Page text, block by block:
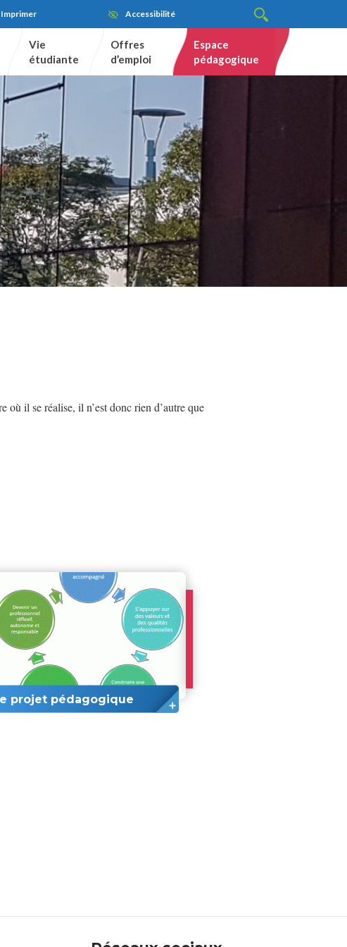
Imprimer Accessibilité
Vie
étudiante
Offres
d’emploi
Espace
pédagogique
où il se réalise, il n’est donc rien d’autre que
projet pédagogique